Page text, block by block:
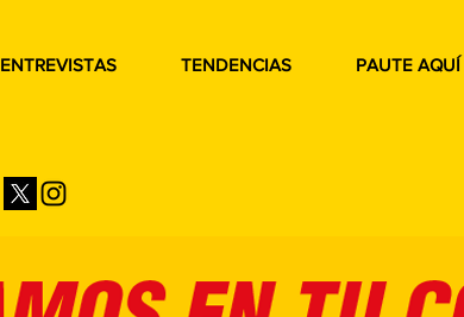
ENTREVISTAS TENDENCIAS PAUTE AQUÍ